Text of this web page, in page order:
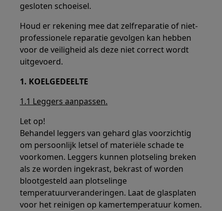
gesloten schoeisel.
Houd er rekening mee dat zelfreparatie of niet-
professionele reparatie gevolgen kan hebben
voor de veiligheid als deze niet correct wordt
uitgevoerd.
1. KOELGEDEELTE
1.1 Leggers aanpassen.
Let op!
Behandel leggers van gehard glas voorzichtig
om persoonlijk letsel of materiële schade te
voorkomen. Leggers kunnen plotseling breken
als ze worden ingekrast, bekrast of worden
blootgesteld aan plotselinge
temperatuurveranderingen. Laat de glasplaten
voor het reinigen op kamertemperatuur komen.